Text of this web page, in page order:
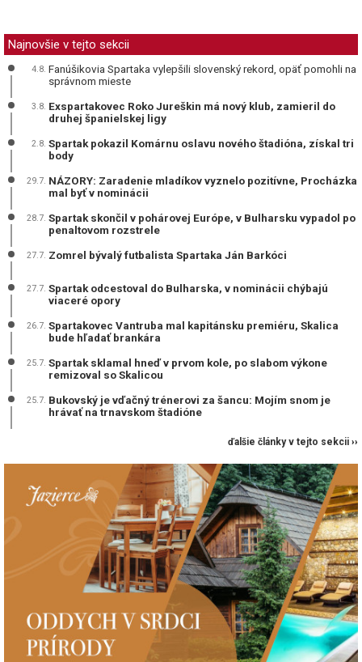
Najnovšie v tejto sekcii
4.8. Fanúšikovia Spartaka vylepšili slovenský rekord, opäť pomohli na
správnom mieste
3.8. Exspartakovec Roko Jureškin má nový klub, zamieril do
druhej španielskej ligy
2.8. Spartak pokazil Komárnu oslavu nového štadióna, získal tri
body
29.7. NÁZORY: Zaradenie mladíkov vyznelo pozitívne, Procházka
mal byť v nominácii
28.7. Spartak skončil v pohárovej Európe, v Bulharsku vypadol po
penaltovom rozstrele
27.7. Zomrel bývalý futbalista Spartaka Ján Barkóci
27.7. Spartak odcestoval do Bulharska, v nominácii chýbajú
viaceré opory
26.7. Spartakovec Vantruba mal kapitánsku premiéru, Skalica
bude hľadať brankára
25.7. Spartak sklamal hneď v prvom kole, po slabom výkone
remizoval so Skalicou
25.7. Bukovský je vďačný trénerovi za šancu: Mojím snom je
hrávať na trnavskom štadióne
ďalšie články v tejto sekcii ››